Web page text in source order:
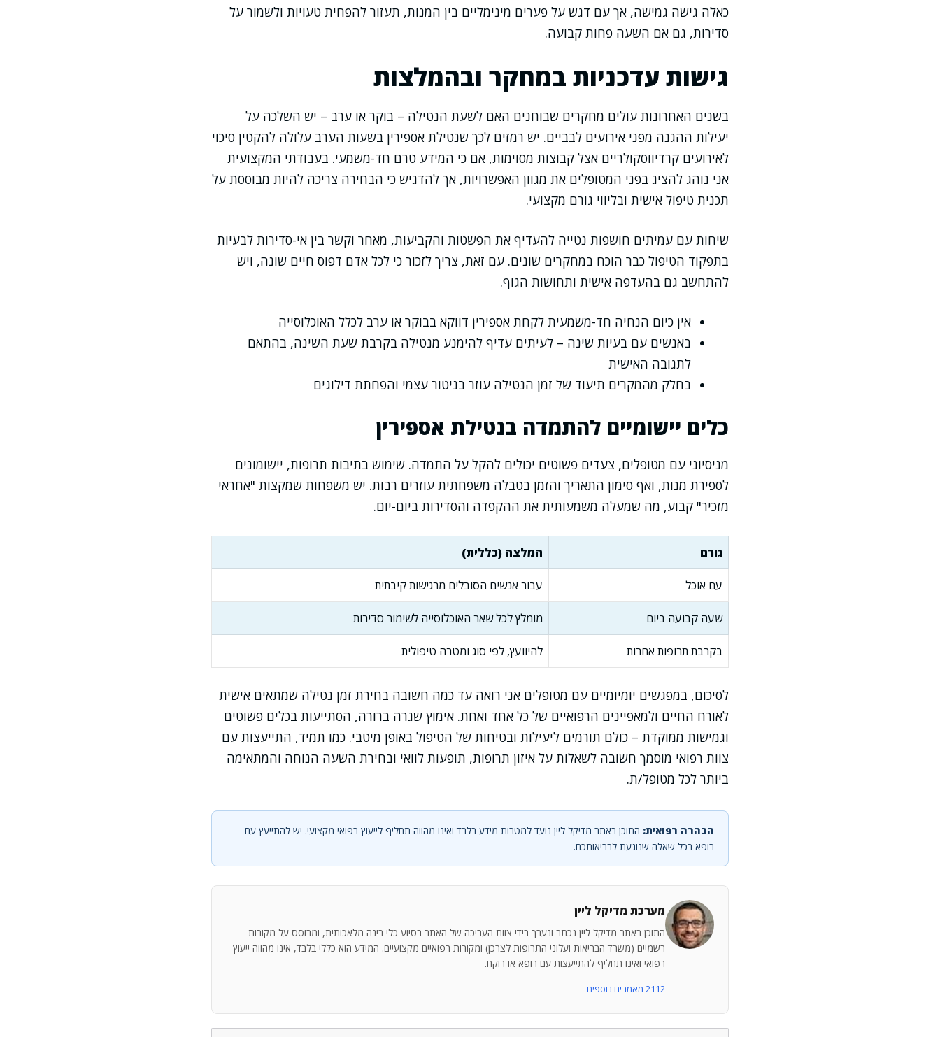
כאלה גישה גמישה, אך עם דגש על פערים מינימליים בין המנות, תעזור להפחית טעויות ולשמור על
סדירות, גם אם השעה פחות קבועה.
גישות עדכניות במחקר ובהמלצות
בשנים האחרונות עולים מחקרים שבוחנים האם לשעת הנטילה – בוקר או ערב – יש השלכה על
יעילות ההגנה מפני אירועים לבביים. יש רמזים לכך שנטילת אספירין בשעות הערב עלולה להקטין סיכוי
לאירועים קרדיווסקולריים אצל קבוצות מסוימות, אם כי המידע טרם חד-משמעי. בעבודתי המקצועית
אני נוהג להציג בפני המטופלים את מגוון האפשרויות, אך להדגיש כי הבחירה צריכה להיות מבוססת על
תכנית טיפול אישית ובליווי גורם מקצועי.
שיחות עם עמיתים חושפות נטייה להעדיף את הפשטות והקביעות, מאחר וקשר בין אי-סדירות לבעיות
בתפקוד הטיפול כבר הוכח במחקרים שונים. עם זאת, צריך לזכור כי לכל אדם דפוס חיים שונה, ויש
להתחשב גם בהעדפה אישית ותחושות הגוף.
אין כיום הנחיה חד-משמעית לקחת אספירין דווקא בבוקר או ערב לכלל האוכלוסייה
באנשים עם בעיות שינה – לעיתים עדיף להימנע מנטילה בקרבת שעת השינה, בהתאם
לתגובה האישית
בחלק מהמקרים תיעוד של זמן הנטילה עוזר בניטור עצמי והפחתת דילוגים
כלים יישומיים להתמדה בנטילת אספירין
מניסיוני עם מטופלים, צעדים פשוטים יכולים להקל על התמדה. שימוש בתיבות תרופות, יישומונים
לספירת מנות, ואף סימון התאריך והזמן בטבלה משפחתית עוזרים רבות. יש משפחות שמקצות "אחראי
מזכיר" קבוע, מה שמעלה משמעותית את ההקפדה והסדירות ביום-יום.
גורם המלצה (כללית)
עם אוכל עבור אנשים הסובלים מרגישות קיבתית
שעה קבועה ביום מומלץ לכל שאר האוכלוסייה לשימור סדירות
בקרבת תרופות אחרות להיוועץ, לפי סוג ומטרה טיפולית
לסיכום, במפגשים יומיומיים עם מטופלים אני רואה עד כמה חשובה בחירת זמן נטילה שמתאים אישית
לאורח החיים ולמאפיינים הרפואיים של כל אחד ואחת. אימוץ שגרה ברורה, הסתייעות בכלים פשוטים
וגמישות ממוקדת – כולם תורמים ליעילות ובטיחות של הטיפול באופן מיטבי. כמו תמיד, התייעצות עם
צוות רפואי מוסמך חשובה לשאלות על איזון תרופות, תופעות לוואי ובחירת השעה הנוחה והמתאימה
ביותר לכל מטופל/ת.
הבהרה רפואית: התוכן באתר מדיקל ליין נועד למטרות מידע בלבד ואינו מהווה תחליף לייעוץ רפואי מקצועי. יש להתייעץ עם
רופא בכל שאלה שנוגעת לבריאותכם.
מערכת מדיקל ליין
התוכן באתר מדיקל ליין נכתב ונערך בידי צוות העריכה של האתר בסיוע כלי בינה מלאכותית, ומבוסס על מקורות
רשמיים (משרד הבריאות ועלוני התרופות לצרכן) ומקורות רפואיים מקצועיים. המידע הוא כללי בלבד, אינו מהווה ייעוץ
רפואי ואינו תחליף להתייעצות עם רופא או רוקח.
2112 מאמרים נוספים